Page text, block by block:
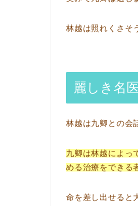
林越は照れくさそ
麗しき名
林越は九卿との会
九卿は林越によっ
める治療をできる
命を差し出せると